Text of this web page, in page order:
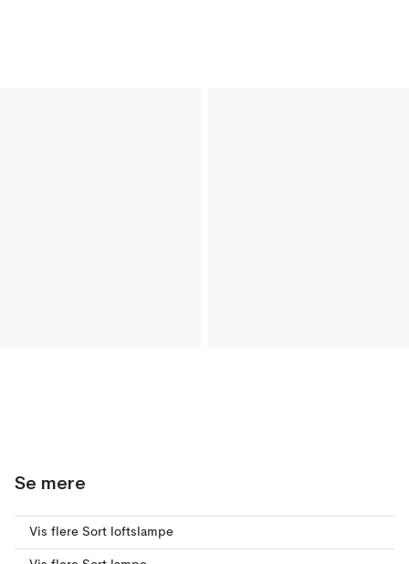
Se mere
Vis flere Sort loftslampe